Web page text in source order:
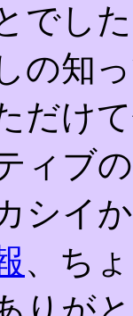
でし
の知
だけ
ィブ
シイ
、ち